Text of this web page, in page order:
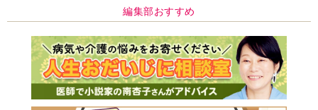
編集部おすすめ